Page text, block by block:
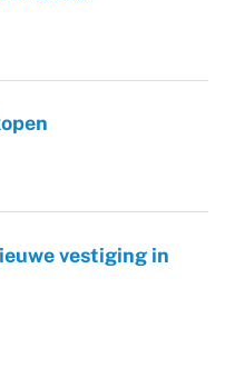
vestiging in